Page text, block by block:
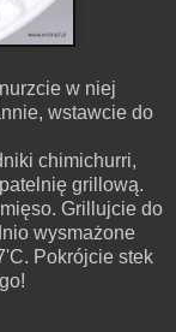
w niej
wstawcie do
chimichurri,
grillową.
Grillujcie do
wysmażone
Pokrójcie stek